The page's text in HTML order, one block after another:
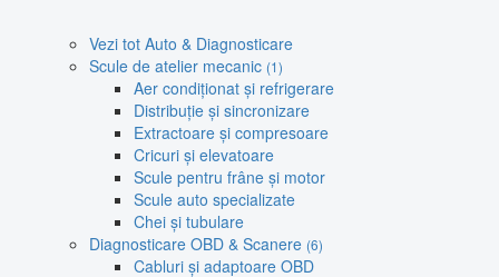
Vezi tot Auto & Diagnosticare
Scule de atelier mecanic (1)
Aer condiționat și refrigerare
Distribuție și sincronizare
Extractoare și compresoare
Cricuri și elevatoare
Scule pentru frâne și motor
Scule auto specializate
Chei și tubulare
Diagnosticare OBD & Scanere (6)
Cabluri și adaptoare OBD